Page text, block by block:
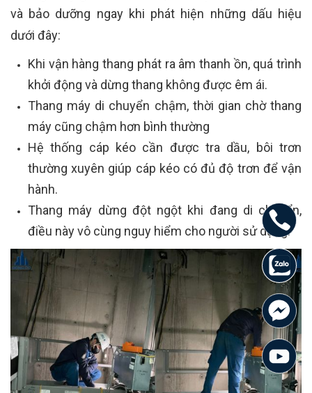
và bảo dưỡng ngay khi phát hiện những dấu hiệu
dưới đây:
Khi vận hàng thang phát ra âm thanh ồn, quá trình
khởi động và dừng thang không được êm ái.
Thang máy di chuyển chậm, thời gian chờ thang
máy cũng chậm hơn bình thường
Hệ thống cáp kéo cần được tra dầu, bôi trơn
thường xuyên giúp cáp kéo có đủ độ trơn để vận
hành.
Thang máy dừng đột ngột khi đang di chuyển,
điều này vô cùng nguy hiểm cho người sử dụng.